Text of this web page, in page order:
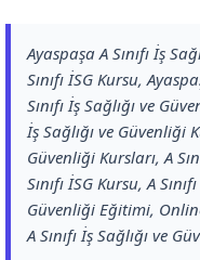
Ayaspaşa A Sınıfı İş
Sınıfı İSG Kursu,
Sınıfı İş Sağlığı ve
İş Sağlığı ve Güvenliği
Güvenliği Kursları, A
Sınıfı İSG Kursu, A
Güvenliği Eğitimi,
A Sınıfı İş Sağlığı ve